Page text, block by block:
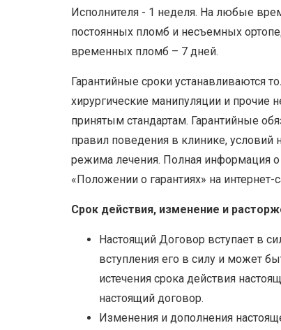
Исполнителя - 1 неделя. На любые
постоянных пломб и несъемных
временных пломб – 7 дней.
Гарантийные сроки устанавливаются
хирургические манипуляции и прочие
принятым стандартам. Гарантийные
правил поведения в клинике, условий
режима лечения. Полная информация о
«Положении о гарантиях» на интернет-
Срок действия, изменение и
Настоящий Договор вступает в
вступления его в силу и может
истечения срока действия
настоящий договор.
Изменения и дополнения